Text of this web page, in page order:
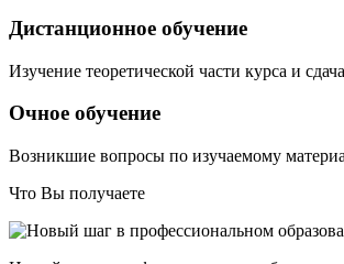
Дистанционное обучение
Изучение теоретической части курса и
Очное обучение
Возникшие вопросы по изучаемому
Что Вы получаете